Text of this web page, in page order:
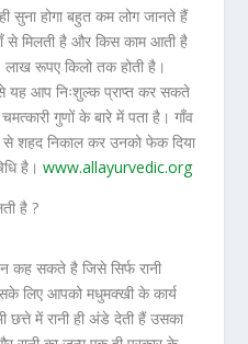
सुना होगा बहुत कम लोग जानते हैं
से मिलती है और किस काम आती है
रूपए किलो तक होती है।
यह आप निःशुल्क प्राप्त कर सकते
गुणों के बारे में पता है। गाँव
शहद निकाल कर उनको फेक दिया
है।www.allayurvedic.org
है ?
कह सकते है जिसे सिर्फ रानी
लिए आपको मधुमक्खी के कार्य
छत्ते में रानी ही अंडे देती हैं उसका